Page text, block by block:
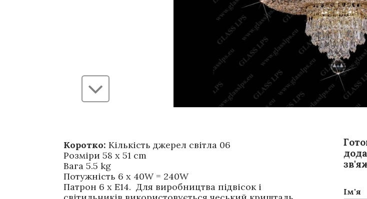
Коротко: Кількість джерел світла 06
Розміри 58 x 51 cm
Вага 5.5 kg
Потужність 6 x 40W = 240W
Патрон 6 x E14. Для виробництва підвісок і
Ім'я